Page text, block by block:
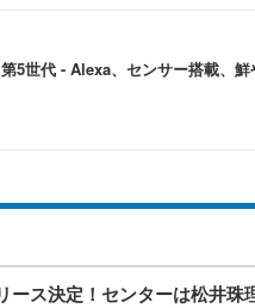
5世代 - Alexa、センサー搭載、
ワーク 疲れない 跳ね上げ式ア
ー | FlexScan EV3240X-WT |
型 レギュラー 1回使い捨て 無香
ース決定！センターは松井珠